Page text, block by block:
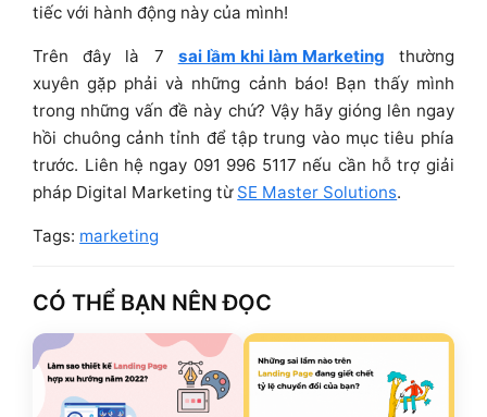
tiếc với hành động này của mình!
Trên đây là 7 sai lầm khi làm Marketing
thường
xuyên gặp phải và những cảnh báo! Bạn thấy mình
trong những vấn đề này chứ? Vậy hãy gióng lên ngay
hồi chuông cảnh tỉnh để tập trung vào mục tiêu phía
trước. Liên hệ ngay 091 996 5117 nếu cần hỗ trợ giải
pháp Digital Marketing từ SE Master Solutions.
Tags: marketing
CÓ THỂ BẠN NÊN ĐỌC